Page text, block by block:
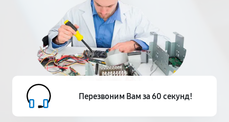
Перезвоним Вам за 60 секунд!